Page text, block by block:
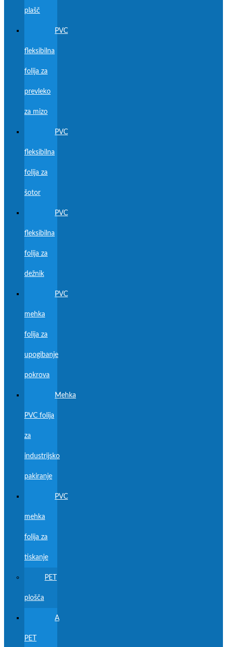
plašč
PVC
fleksibilna
folija za
prevleko
za mizo
PVC
fleksibilna
folija za
šotor
PVC
fleksibilna
folija za
dežnik
PVC
mehka
folija za
upogibanje
pokrova
Mehka
PVC folija
za
industrijsko
pakiranje
PVC
mehka
folija za
tiskanje
PET
plošča
A
PET